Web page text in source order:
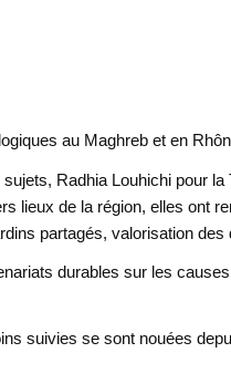
au Maghreb et en
Radhia Louhichi pour la
lieux de la région, elles ont
partagés, valorisation
durables sur les
suivies se sont nouées